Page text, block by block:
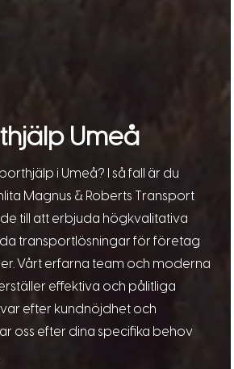
Umeå
i Umeå? I så fall är du
Magnus & Roberts Transport
till att erbjuda högkvalitativa
transportlösningar för företag
Vårt erfarna team och moderna
effektiva och pålitliga
efter kundnöjdhet och
oss efter dina specifika behov